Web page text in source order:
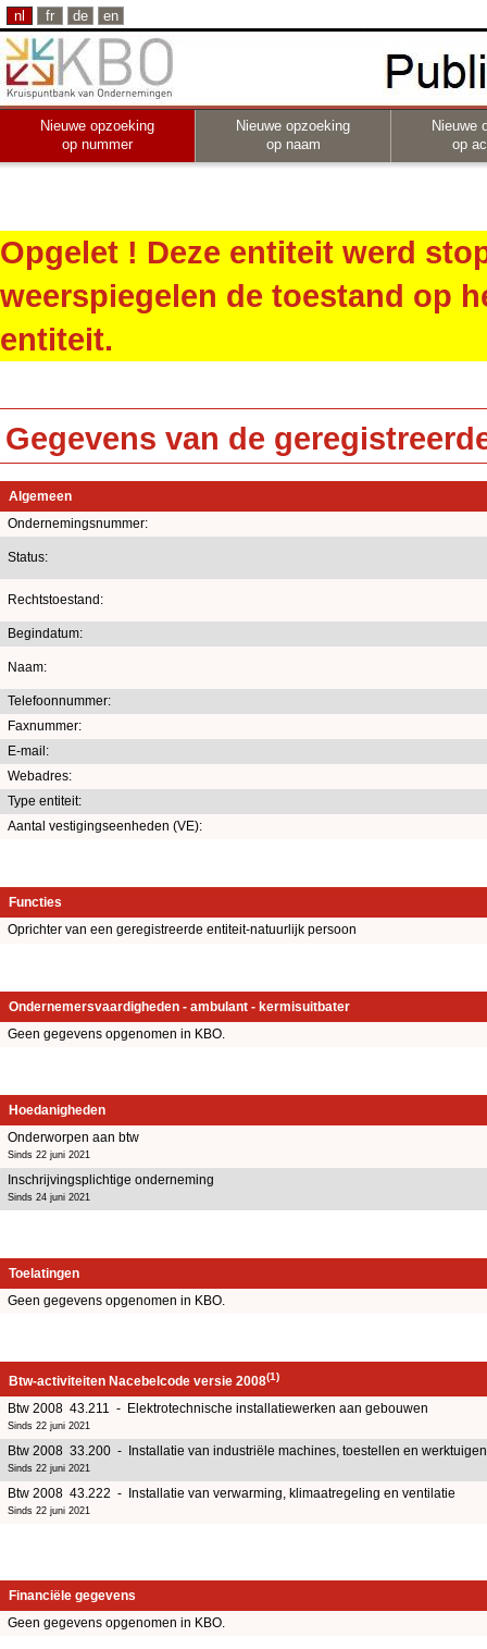
nl fr de en
Nieuwe opzoeking
op nummer
Nieuwe opzoeking
op naam
Nieuwe
op
Opgelet ! Deze entiteit werd
weerspiegelen de toestand op
entiteit.
Gegevens van de
Algemeen
Ondernemingsnummer:
Status:
Rechtstoestand:
Begindatum:
Naam:
Telefoonnummer:
Faxnummer:
E-mail:
Webadres:
Type entiteit:
Aantal vestigingseenheden (VE):
Functies
Oprichter van een geregistreerde entiteit-natuurlijk persoon
Ondernemersvaardigheden - ambulant - kermisuitbater
Geen gegevens opgenomen in KBO.
Hoedanigheden
Onderworpen aan btw
Sinds 22 juni 2021
Inschrijvingsplichtige onderneming
Sinds 24 juni 2021
Toelatingen
Geen gegevens opgenomen in KBO.
Btw-activiteiten Nacebelcode versie 2008(1)
Btw 2008 43.211 - Elektrotechnische installatiewerken aan gebouwen
Sinds 22 juni 2021
Btw 2008 33.200 - Installatie van industriële machines, toestellen en werktuigen
Sinds 22 juni 2021
Btw 2008 43.222 - Installatie van verwarming, klimaatregeling en ventilatie
Sinds 22 juni 2021
Financiële gegevens
Geen gegevens opgenomen in KBO.